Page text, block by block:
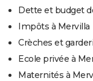
Dette et budget
Impôts à Mervilla
Crèches et
Ecole privée à
Maternités à